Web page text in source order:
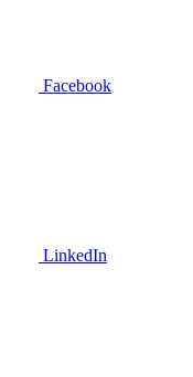
Facebook
LinkedIn